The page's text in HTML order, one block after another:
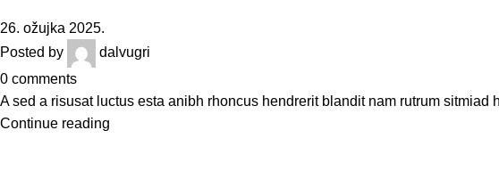
26. ožujka 2025.
Posted by
dalvugri
0 comments
A sed a risusat luctus esta anibh rhoncus hendrerit blandit nam rutrum
Continue reading